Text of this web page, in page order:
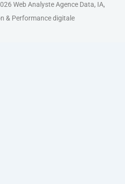
Web Analyste Agence Data, IA,
& Performance digitale